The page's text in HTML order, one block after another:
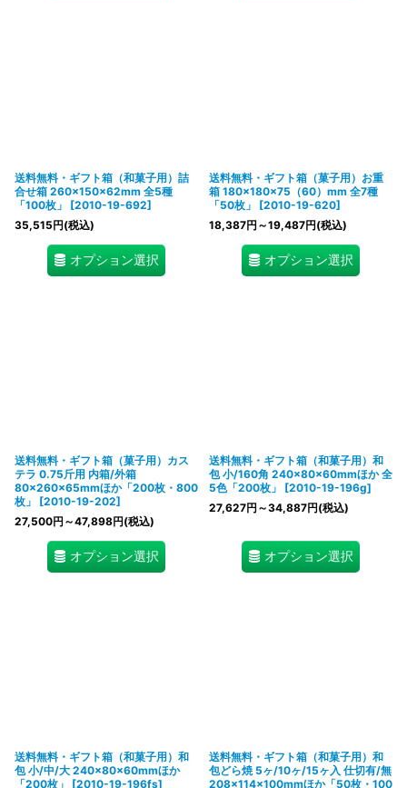
送料無料・ギフト箱（和菓子用）詰
合せ箱 260×150×62mm 全5種
「100枚」
[2010-19-692]
35,515円(税込)
オプション選択
送料無料・ギフト箱（菓子用）お重
箱 180×180×75（60）mm 全7種
「50枚」
[2010-19-620]
18,387円 ～19,487円(税込)
オプション選択
送料無料・ギフト箱（菓子用）カス
テラ 0.75斤用 内箱/外箱
80×260×65mmほか「200枚・800
枚」
[2010-19-202]
27,500円 ～47,898円(税込)
オプション選択
送料無料・ギフト箱（和菓子用）和
包 小/160角 240×80×60mmほか 全
5色「200枚」
[2010-19-196g]
27,627円 ～34,887円(税込)
オプション選択
送料無料・ギフト箱（和菓子用）和
包 小/中/大 240×80×60mmほか
「200枚」
[2010-19-196fs]
送料無料・ギフト箱（和菓子用）和
包どら焼 5ヶ/10ヶ/15ヶ入 仕切有/無
208×114×100mmほか「50枚・100